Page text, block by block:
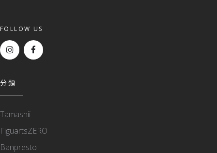
FOLLOW US
分類
Tamashii
FiguartsZERO
Banpresto